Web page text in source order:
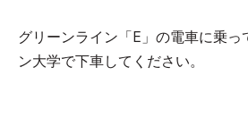
グリーンライン「E」の電車に乗っ
ン大学で下車してください。